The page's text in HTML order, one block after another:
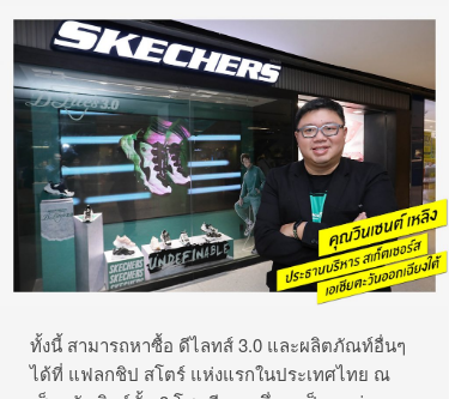
ทั้งนี้ สามารถหาซื้อ ดีไลทส์ 3.0 และผลิตภัณท์อื่นๆ
ได้ที่ แฟลกชิป สโตร์ แห่งแรกในประเทศไทย ณ